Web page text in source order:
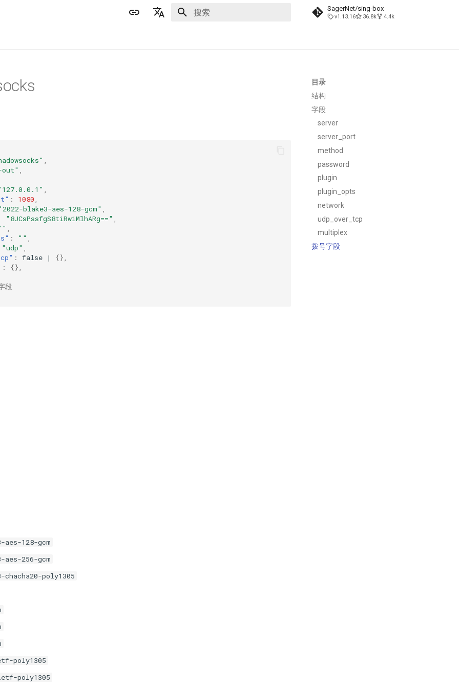
SagerNet/sing-box
v1.13.16 36.8k 4.4k
目录
结构
字段
server
server_port
method
password
plugin
plugin_opts
network
udp_over_tcp
multiplex
拨号字段
: 1080
blake3-aes-128-gcm"
"8JCsPssfgS8tiRwiMlhARg=="
: ""
"udp"
: false |
{},
: {},
段
aes-128-gcm
aes-256-gcm
chacha20-poly1305
poly1305
poly1305